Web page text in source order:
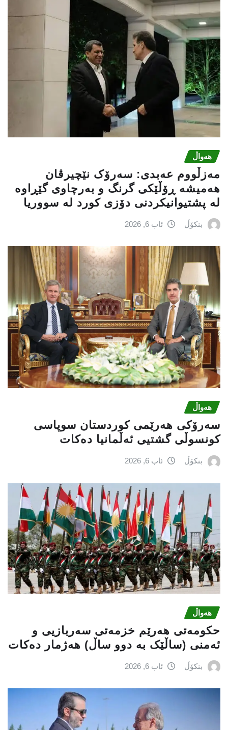
هەواڵ
مەزڵووم عەبدی: سەرۆک نێچیرڤان
هەمیشە ڕۆڵێکی گرنگ و بەرچاوی گێڕاوە
لە پشتیوانیکردنی دۆزی کورد لە سووریا
بنکۆڵ ئاب 6, 2026
هەواڵ
سەرۆکی هەرێمی کوردستان سوپاسى
کونسوڵی گشتیی ئەڵمانیا دەکات
بنکۆڵ ئاب 6, 2026
هەواڵ
حكومەتی هەرێم خزمەتی سەربازیی و
ئەمنی (ساڵێک بە دوو ساڵ) هەژمار دەكات
بنکۆڵ ئاب 6, 2026